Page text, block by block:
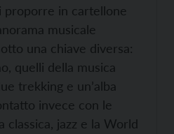
proporre in cartellone
musicale
una chiave diversa:
quelli della musica
trekking e un’alba
invece con le
classica, jazz e la World